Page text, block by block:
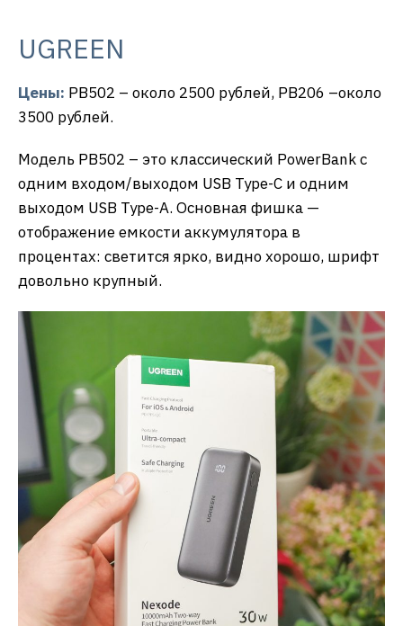
UGREEN
Цены: PB502 – около 2500 рублей, PB206 –около
3500 рублей.
Модель PB502 – это классический PowerBank с
одним входом/выходом USB Type-C и одним
выходом USB Type-A. Основная фишка —
отображение емкости аккумулятора в
процентах: светится ярко, видно хорошо, шрифт
довольно крупный.